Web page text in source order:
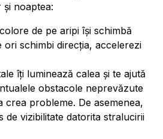
noaptea:
de pe aripi își schimbă
ori schimbi direcția, accelerezi
îți luminează calea și te ajută
obstacole neprevăzute
crea probleme. De asemenea,
de vizibilitate datorita stralucirii